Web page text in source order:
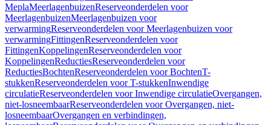
MeplaMeerlagenbuizenReserveonderdelen voor
MeerlagenbuizenMeerlagenbuizen voor
verwarmingReserveonderdelen voor Meerlagenbuizen voor
verwarmingFittingenReserveonderdelen voor
FittingenKoppelingenReserveonderdelen voor
KoppelingenReductiesReserveonderdelen voor
ReductiesBochtenReserveonderdelen voor BochtenT-
stukkenReserveonderdelen voor T-stukkenInwendige
circulatieReserveonderdelen voor Inwendige circulatieOvergangen,
niet-losneembaarReserveonderdelen voor Overgangen, niet-
losneembaarOvergangen en verbindingen,